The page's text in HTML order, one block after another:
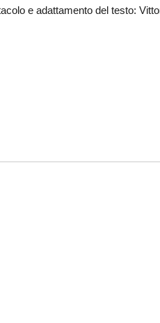
e adattamento del testo: